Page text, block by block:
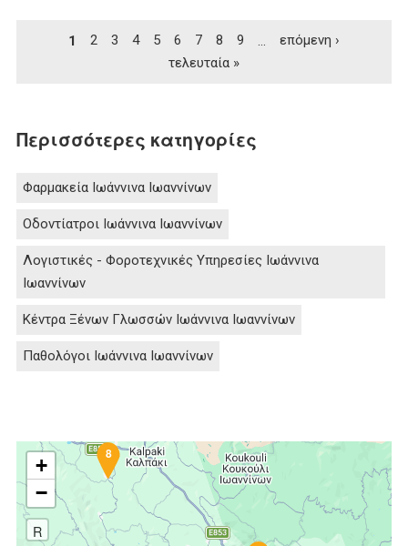
1 2 3 4 5 6 7 8 9
επόμενη ›
τελευταία »
Περισσότερες κατηγορίες
Φαρμακεία Ιωάννινα Ιωαννίνων
Οδοντίατροι Ιωάννινα Ιωαννίνων
Λογιστικές - Φοροτεχνικές Υπηρεσίες Ιωάννινα
Ιωαννίνων
Κέντρα Ξένων Γλωσσών Ιωάννινα Ιωαννίνων
Παθολόγοι Ιωάννινα Ιωαννίνων
8
+
−
R